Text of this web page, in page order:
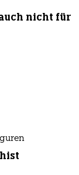
nicht für